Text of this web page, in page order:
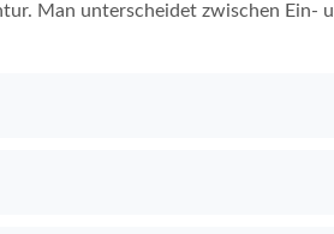
Man unterscheidet zwischen Ein-